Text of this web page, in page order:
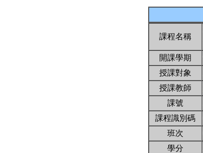
課程名稱
開課學期
授課對象
授課教師
課號
課程識別碼
班次
學分